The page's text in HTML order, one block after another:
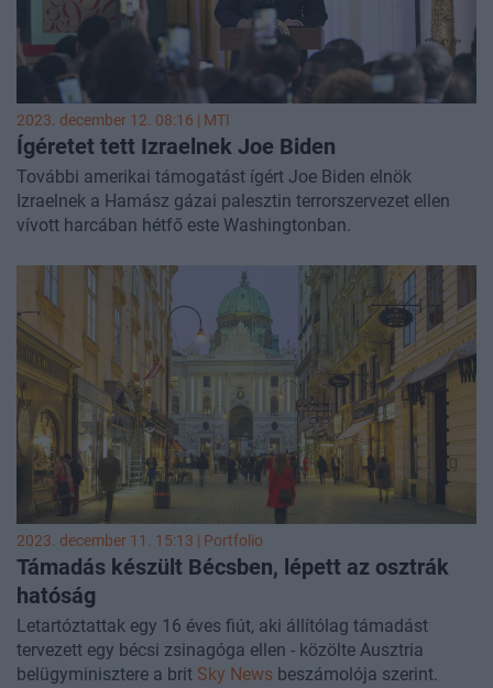
2023. december 12. 08:16 | MTI
Ígéretet tett Izraelnek Joe Biden
További amerikai támogatást ígért Joe Biden elnök
Izraelnek a Hamász gázai palesztin terrorszervezet ellen
vívott harcában hétfő este Washingtonban.
2023. december 11. 15:13 | Portfolio
Támadás készült Bécsben, lépett az osztrák
hatóság
Letartóztattak egy 16 éves fiút, aki állítólag támadást
tervezett egy bécsi zsinagóga ellen - közölte Ausztria
belügyminisztere a brit Sky News beszámolója szerint.